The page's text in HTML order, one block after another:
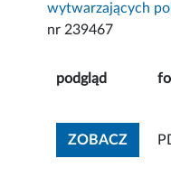
wytwarzających
nr 239467
podgląd
ZOBACZ